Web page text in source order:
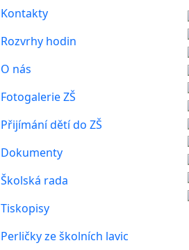
Kontakty
Rozvrhy hodin
O nás
Fotogalerie ZŠ
Přijímání dětí do ZŠ
Dokumenty
Školská rada
Tiskopisy
Perličky ze školních lavic